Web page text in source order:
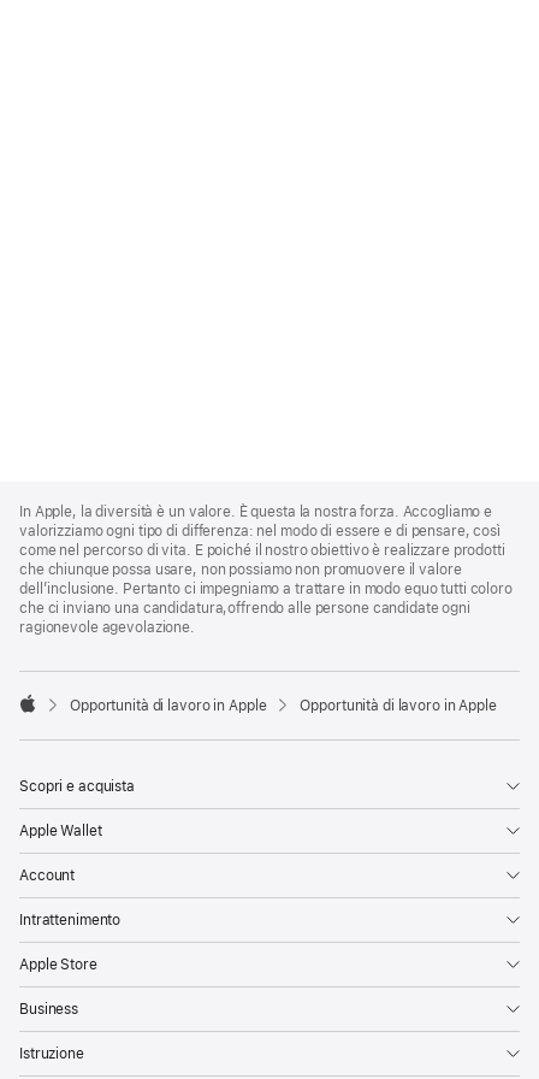
Footer
In Apple, la diversità è un valore. È questa la nostra forza. Accogliamo e
valorizziamo ogni tipo di differenza: nel modo di essere e di pensare, così
come nel percorso di vita. E poiché il nostro obiettivo è realizzare prodotti
che chiunque possa usare, non possiamo non promuovere il valore
dell’inclusione. Pertanto ci impegniamo a trattare in modo equo tutti coloro
che ci inviano una candidatura,offrendo alle persone candidate ogni
ragionevole agevolazione.

Opportunità di lavoro in Apple Opportunità di lavoro in Apple
Scopri e acquista
Apple Wallet
Account
Intrattenimento
Apple Store
Business
Istruzione